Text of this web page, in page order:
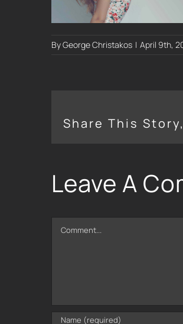
ByGeorge Christakos | April 9th,
Share This
Leave A
Comment